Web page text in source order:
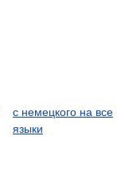
с немецкого на все
языки